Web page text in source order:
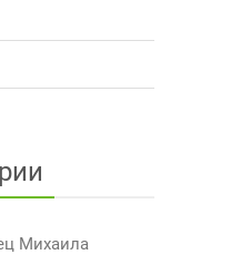
Михаила